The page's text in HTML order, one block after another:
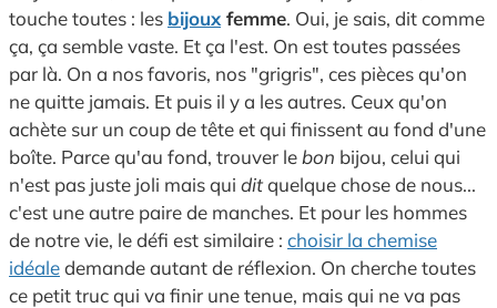
touche toutes : les bijoux femme. Oui, je sais, dit comme
ça, ça semble vaste. Et ça l'est. On est toutes passées
par là. On a nos favoris, nos "grigris", ces pièces qu'on
ne quitte jamais. Et puis il y a les autres. Ceux qu'on
achète sur un coup de tête et qui finissent au fond d'une
boîte. Parce qu'au fond, trouver le bon bijou, celui qui
n'est pas juste joli mais qui ditquelque chose de nous...
c'est une autre paire de manches. Et pour les hommes
de notre vie, le défi est similaire : choisir la chemise
idéaledemande autant de réflexion. On cherche toutes
ce petit truc qui va finir une tenue, mais qui ne va pas